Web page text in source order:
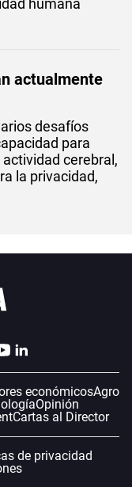
humana
actualmente
desafíos
para
cerebral,
la privacidad,
económicosAgro
Opinión
Cartas al Director
de privacidad